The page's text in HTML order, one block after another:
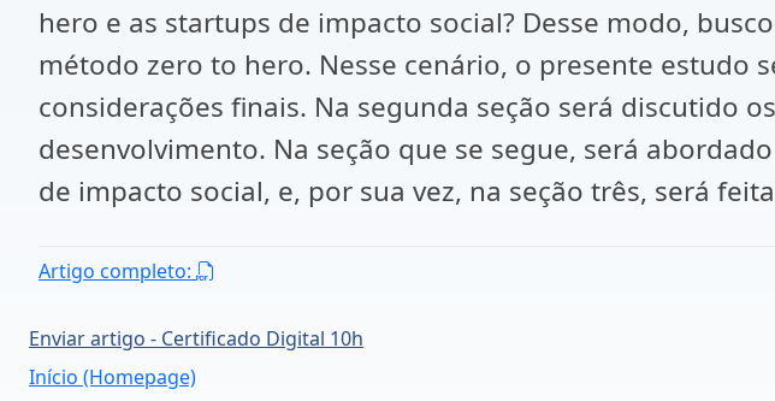
hero e as startups de impacto social? Desse modo,
método zero to hero. Nesse cenário, o presente estudo
considerações finais. Na segunda seção será discutido
desenvolvimento. Na seção que se segue, será
de impacto social, e, por sua vez, na seção três, será
Artigo completo:
Enviar artigo - Certificado Digital 10h
Início (Homepage)